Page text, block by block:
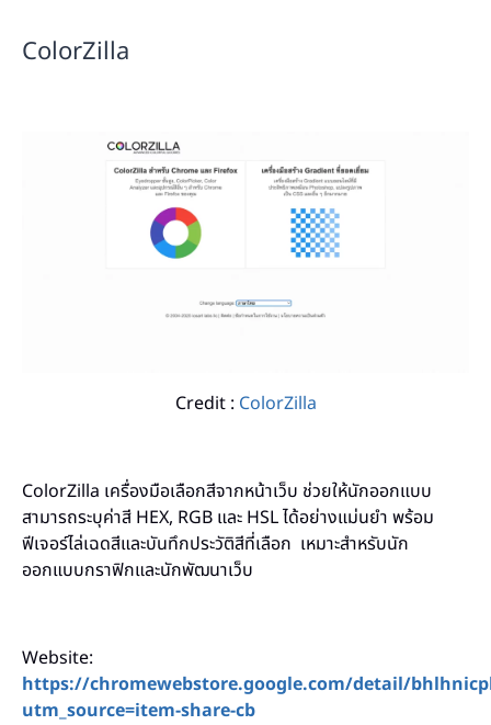
ColorZilla
Credit : ColorZilla
ColorZilla เครื่องมือเลือกสีจากหน้าเว็บ ช่วยให้นักออกแบบ
สามารถระบุค่าสี HEX, RGB และ HSL ได้อย่างแม่นยำ พร้อม
ฟีเจอร์ไล่เฉดสีและบันทึกประวัติสีที่เลือก เหมาะสำหรับนัก
ออกแบบกราฟิกและนักพัฒนาเว็บ
Website:
https://chromewebstore.google.com/detail/
utm_source=item-share-cb